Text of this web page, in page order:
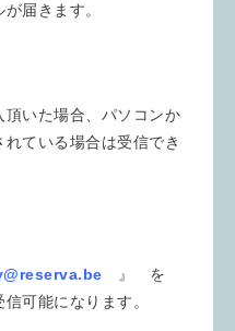
届きます。
いた場合、パソコンか
ている場合は受信でき
』 を
可能になります。